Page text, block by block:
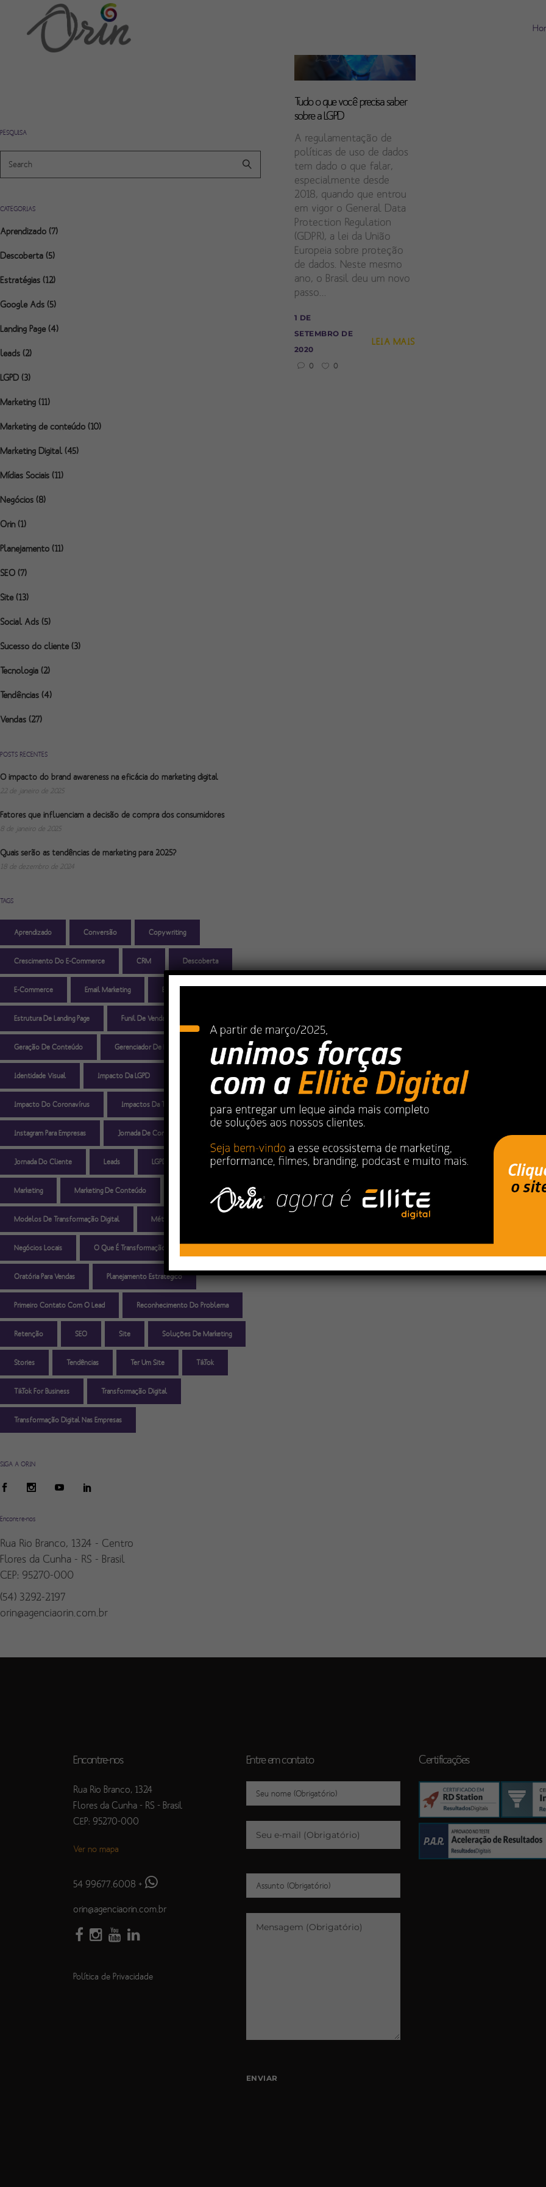
PESQUISA
CATEGORIAS
Aprendizado (7)
Descoberta (5)
Estratégias (12)
Google Ads (5)
Landing Page (4)
leads (2)
LGPD (3)
Marketing (11)
Marketing de conteúdo (10)
Marketing Digital (45)
Mídias Sociais (11)
Negócios (8)
Orin(1)
Planejamento (11)
SEO (7)
Site (13)
Social Ads (5)
Sucesso do cliente (3)
Tecnologia (2)
Tendências (4)
Vendas (27)
POSTS RECENTES
O impacto do brand awareness na eficácia do marketing digital
22 de janeiro de 2025
Fatores que influenciam a decisão de compra dos consumidores
8 de janeiro de 2025
Quais serão as tendências de marketing para 2025?
18 de dezembro de 2024
TAGS
Aprendizado Conversão Copywriting
Crescimento Do E-Commerce CRM Descoberta
E-Commerce Email Marketing Estratégias
Estrutura De Landing Page Funil De Vendas
Geração De Conteúdo Gerenciador De Negócios
Identidade Visual Impacto Da LGPD
Impacto Do Coronavírus Impactos Da Transformação Digital
Instagram Para Empresas Jornada De Compra
Jornada Do Cliente Leads LGPD LGPD E Cookies
Marketing Marketing De Conteúdo Marketing Digital
Modelos De Transformação Digital Métricas Do Inbound Sales
Negócios Locais O Que É Transformação Digital
Oratória Para Vendas Planejamento Estratégico
Primeiro Contato Com O Lead Reconhecimento Do Problema
Retenção SEO Site Soluções De Marketing
Stories Tendências Ter Um Site TikTok
TikTok For Business Transformação Digital
Transformação Digital Nas Empresas
SIGA A ORIN
Encontre-nos
Rua Rio Branco, 1324 - Centro
Flores da Cunha - RS - Brasil
CEP: 95270-000
(54) 3292-2197
orin@agenciaorin.com.br
Tudo o que você precisa saber
sobre a LGPD
A regulamentação de
políticas de uso de dados
tem dado o que falar,
especialmente desde
2018, quando que entrou
em vigor o General Data
Protection Regulation
(GDPR), a lei da União
Europeia sobre proteção
de dados. Neste mesmo
ano, o Brasil deu um novo
passo...
1 DE
SETEMBRO DE
2020
0
0
LEIA MAIS
Encontre-nos
Rua Rio Branco, 1324
Flores da Cunha - RS - Brasil
CEP: 95270-000
Ver no mapa
54 99677.6008 +
orin@agenciaorin.com.br
Política de Privacidade
Entre em contato Certificações